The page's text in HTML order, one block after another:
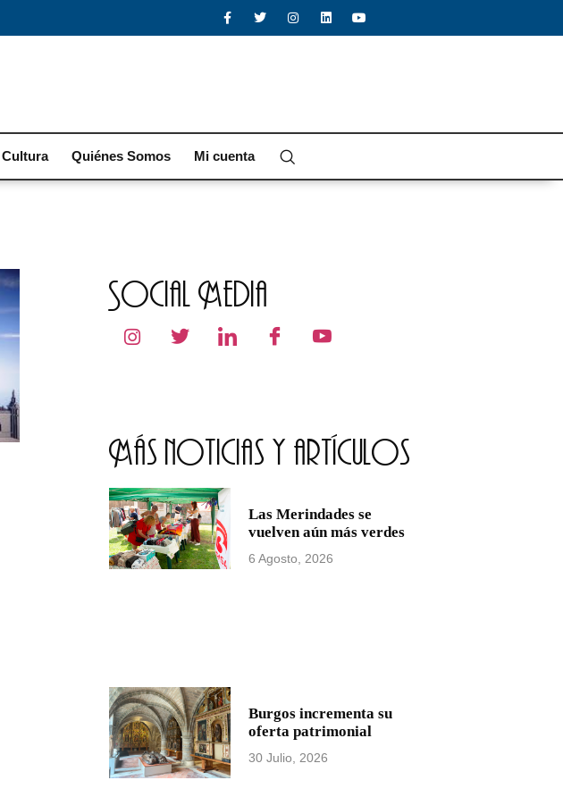
Cultura Quiénes Somos Mi cuenta
Social Media
Más noticias y artículos
Las Merindades se
vuelven aún más verdes
6 Agosto, 2026
Burgos incrementa su
oferta patrimonial
30 Julio, 2026